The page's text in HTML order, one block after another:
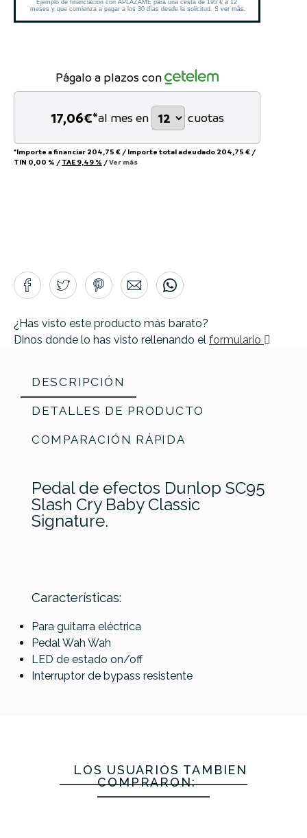
Págalo a plazos con
17,06€*al mes en cuotas
*Importe a financiar 204,75 € / Importe total adeudado 204,75 € /
TIN 0,00 % / TAE 9,49 % /Ver más
¿Has visto este producto más barato?
Dinos donde lo has visto rellenando el formulario
DESCRIPCIÓN
DETALLES DE PRODUCTO
COMPARACIÓN RÁPIDA
Pedal de efectos Dunlop SC95
Slash Cry Baby Classic
Signature.
Características:
Para guitarra eléctrica
Pedal Wah Wah
LED de estado on/off
Interruptor de bypass resistente
Referencia PEDAGUIDUN073
EarthQuaker
Spatial
Delivery V2
SW95
Cry
Wah
LOS USUARIOS TAMBIÉN
COMPRARON: